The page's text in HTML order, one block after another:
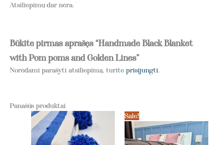
Atsiliepimų dar nėra.
Būkite pirmas aprašęs “Handmade Black Blanket
with Pom poms and Golden Lines”
Norėdami parašyti atsiliepimą, turite prisijungti.
Panašūs produktai
Sale!